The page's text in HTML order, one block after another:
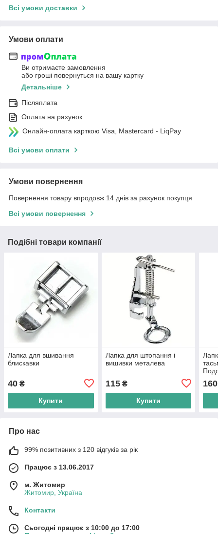
Всі умови доставки
Умови оплати
Ви отримаєте замовлення
або гроші повернуться на вашу картку
Детальніше
Післяплата
Оплата на рахунок
Онлайн-оплата карткою Visa, Mastercard - LiqPay
Всі умови оплати
Умови повернення
Повернення товару впродовж 14 днів за рахунок покупця
Всі умови повернення
Подібні товари компанії
Лапка для вшивання
блискавки
40 ₴
Купити
Лапка для штопання і
вишивки металева
115₴
Купити
160
Про нас
99% позитивних з 120 відгуків за рік
Працює з 13.06.2017
м. Житомир
Житомир, Україна
Контакти
Сьогодні працює з 10:00 до 17:00